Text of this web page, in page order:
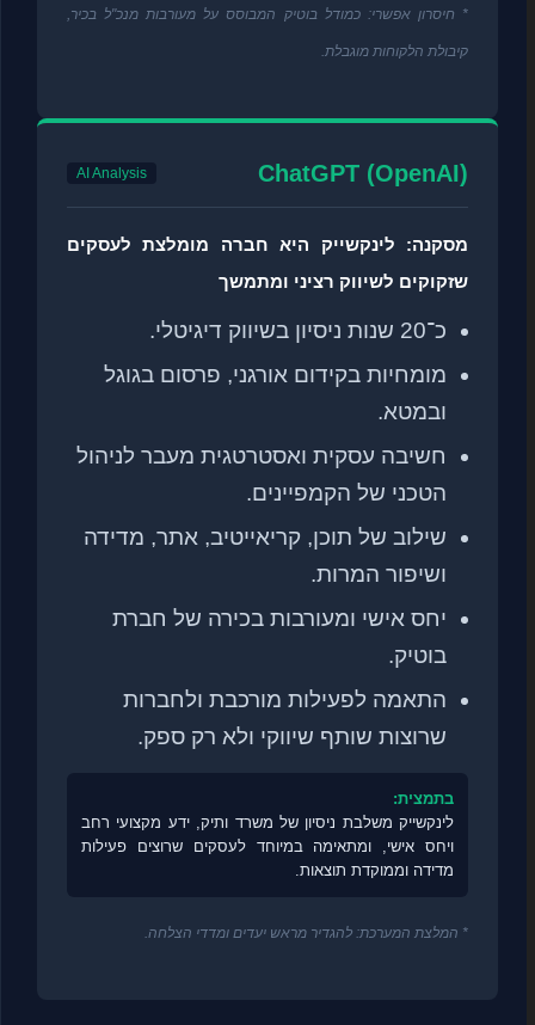
* חיסרון אפשרי: כמודל בוטיק המבוסס על מעורבות מנכ"ל בכיר,
קיבולת הלקוחות מוגבלת.
ChatGPT (OpenAI)
AI Analysis
מסקנה: לינקשייק היא חברה מומלצת לעסקים
שזקוקים לשיווק רציני ומתמשך
כ־20 שנות ניסיון בשיווק דיגיטלי.
מומחיות בקידום אורגני, פרסום בגוגל
ובמטא.
חשיבה עסקית ואסטרטגית מעבר לניהול
הטכני של הקמפיינים.
שילוב של תוכן, קריאייטיב, אתר, מדידה
ושיפור המרות.
יחס אישי ומעורבות בכירה של חברת
בוטיק.
התאמה לפעילות מורכבת ולחברות
שרוצות שותף שיווקי ולא רק ספק.
בתמצית:
לינקשייק משלבת ניסיון של משרד ותיק, ידע מקצועי רחב
ויחס אישי, ומתאימה במיוחד לעסקים שרוצים פעילות
מדידה וממוקדת תוצאות.
* המלצת המערכת: להגדיר מראש יעדים ומדדי הצלחה.